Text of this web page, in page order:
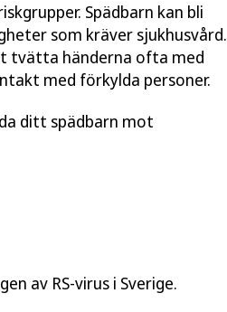
Spädbarn kan bli
som kräver sjukhusvård.
tvätta händerna ofta med
med förkylda personer.
ditt spädbarn mot
av RS-virus i Sverige.